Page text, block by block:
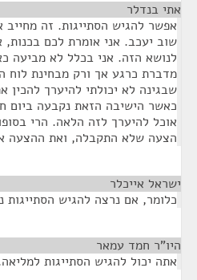
אתי בנדלר
אפשר להגיש הסתייגות. זה מחייב
שוב יעכב. אני אומרת לכם בכנות,
לנושא הזה. אני בכלל לא מביעה
מדברת כרגע אך ורק מבחינת לוח
שבגינה לא יכולתי להיערך להכין
כאשר הישיבה הזאת נקבעה ביום
אוכל להיערך לזה הלאה. הרי
הצעה שלא התקבלה, ואת ההצעה
ישראל אייכלר
כלומר, אם נרצה להגיש הסתייגות
היו"ר חמד עמאר
אתה יכול להגיש הסתייגות